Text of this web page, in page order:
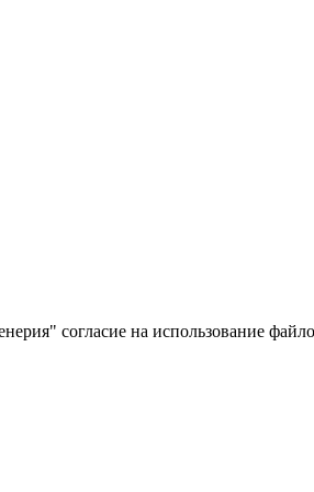
согласие на использование